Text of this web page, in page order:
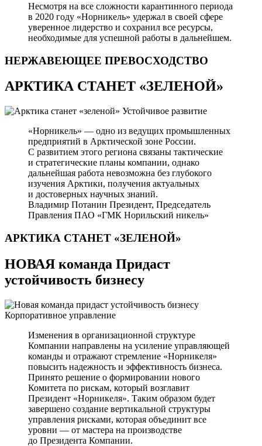
Несмотря на все сложности карантинного периода
в 2020 году «Норникель» удержал в своей сфере
уверенное лидерство и сохранил все ресурсы,
необходимые для успешной работы в дальнейшем.
НЕРЖАВЕЮЩЕЕ ПРЕВОСХОДСТВО
АРКТИКА СТАНЕТ «ЗЕЛЕНОЙ»
Устойчивое развитие
«Норникель» — одно из ведущих промышленных
предприятий в Арктической зоне России.
С развитием этого региона связаны тактические
и стратегические планы компании, однако
дальнейшая работа невозможна без глубокого
изучения Арктики, получения актуальных
и достоверных научных знаний.
Владимир Потанин Президент, Председатель
Правления ПАО «ГМК Норильский никель»
АРКТИКА СТАНЕТ «ЗЕЛЕНОЙ»
НОВАЯ команда Придаст
устойчивость бизнесу
Корпоративное управление
Изменения в организационной структуре
Компании направлены на усиление управляющей
команды и отражают стремление «Норникеля»
повысить надежность и эффективность бизнеса.
Принято решение о формировании нового
Комитета по рискам, который возглавит
Президент «Норникеля». Таким образом будет
завершено создание вертикальной структуры
управления рисками, которая объединит все
уровни — от мастера на производстве
до Президента Компании.